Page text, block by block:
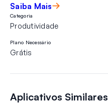
Saiba Mais
Categoria
Produtividade
Plano Necessário
Grátis
Aplicativos Similares